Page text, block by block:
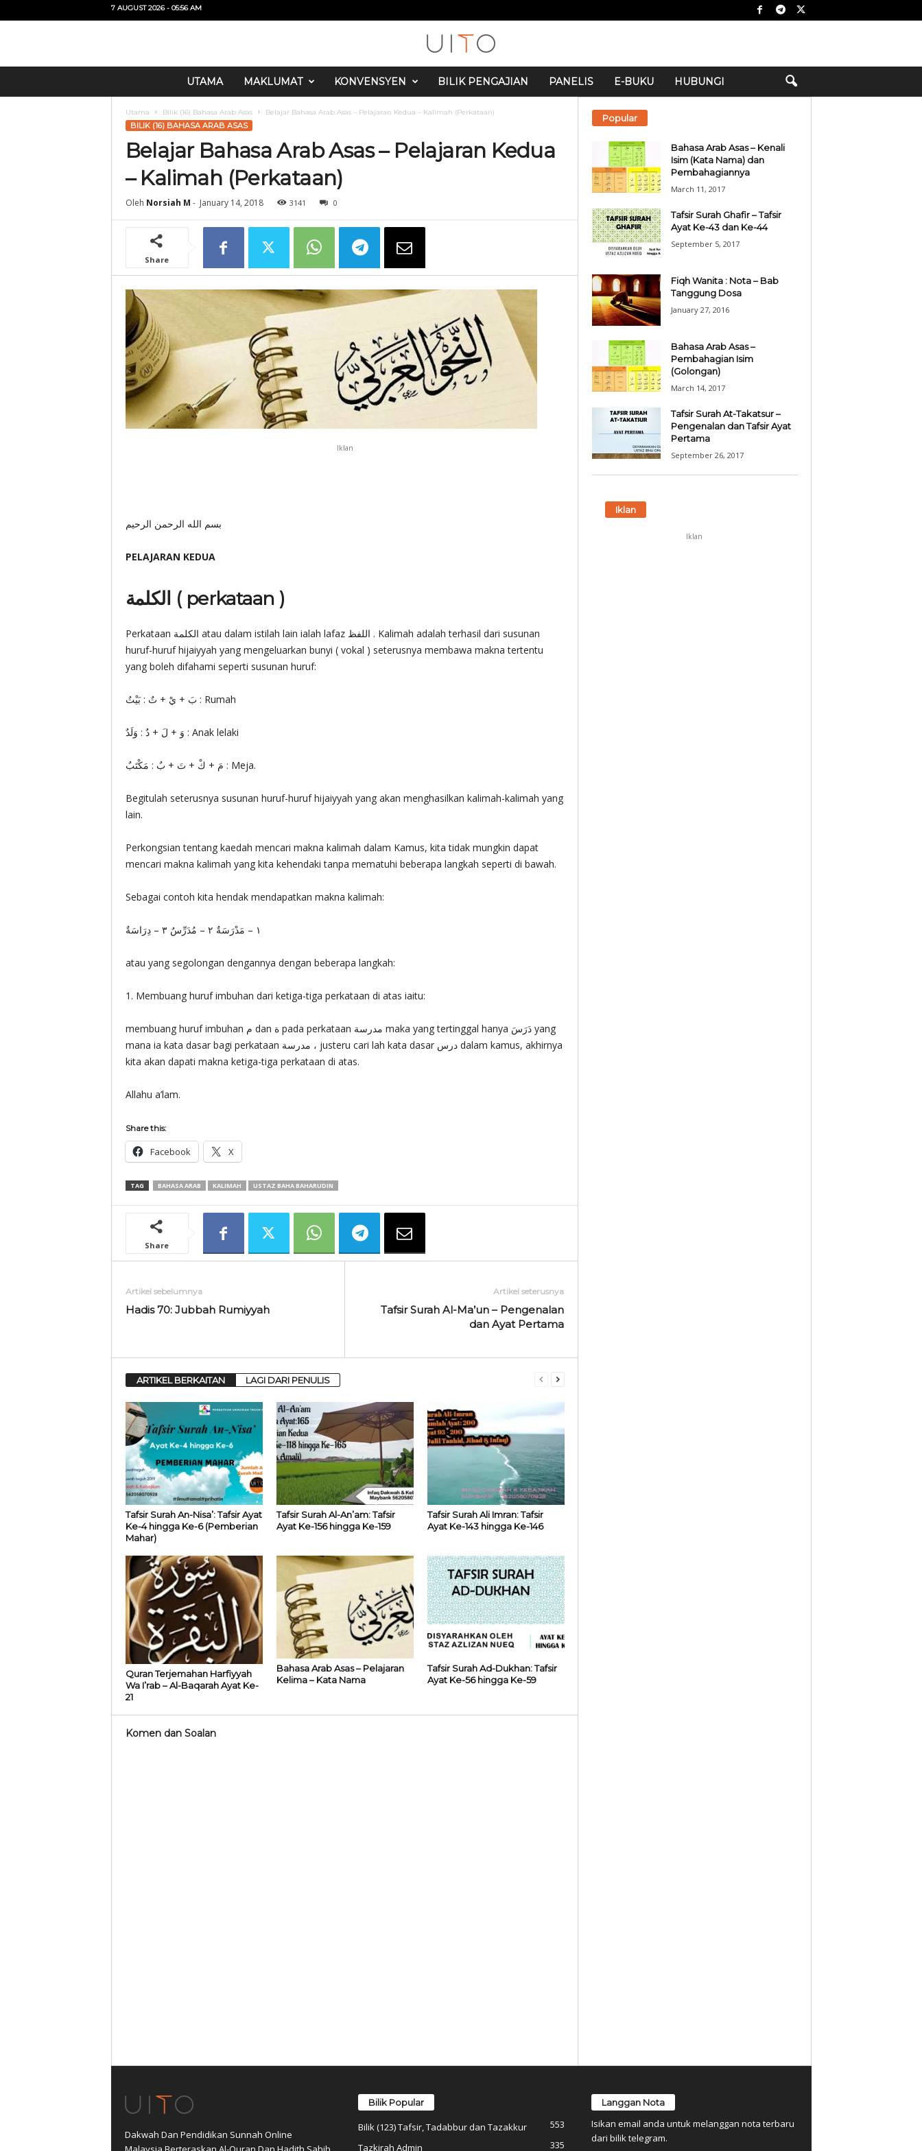
7 AUGUST 2026 - 05:56 AM
UTAMA MAKLUMAT KONVENSYEN BILIK PENGAJIAN PANELIS E-BUKU HUBUNGI
Utama Bilik (16) Bahasa Arab Asas Belajar Bahasa Arab Asas – Pelajaran Kedua – Kalimah (Perkataan)
BILIK (16) BAHASA ARAB ASAS
Belajar Bahasa Arab Asas – Pelajaran Kedua
– Kalimah (Perkataan)
Oleh Norsiah M - January 14, 2018 3141 0
Share
Iklan
بسم الله الرحمن الرحيم
PELAJARAN KEDUA
الكلمة ( perkataan )
Perkataan الكلمة atau dalam istilah lain ialah lafaz اللفظ . Kalimah adalah terhasil dari susunan
huruf-huruf hijaiyyah yang mengeluarkan bunyi ( vokal ) seterusnya membawa makna tertentu
yang boleh difahami seperti susunan huruf:
بَ + يْ + تٌ : بَيْتٌ : Rumah
وَ + لَ + دٌ : وَلَدٌ : Anak lelaki
مَ + كْ + تَ + بٌ : مَكْتَبٌ : Meja.
Begitulah seterusnya susunan huruf-huruf hijaiyyah yang akan menghasilkan kalimah-kalimah yang
lain.
Perkongsian tentang kaedah mencari makna kalimah dalam Kamus, kita tidak mungkin dapat
mencari makna kalimah yang kita kehendaki tanpa mematuhi beberapa langkah seperti di bawah.
Sebagai contoh kita hendak mendapatkan makna kalimah:
١ – مَدْرَسَةٌ ٢ – مُدَرِّسٌ ٣ – دِرَاسَةٌ
atau yang segolongan dengannya dengan beberapa langkah:
1. Membuang huruf imbuhan dari ketiga-tiga perkataan di atas iaitu:
membuang huruf imbuhan م dan ة pada perkataan مدرسة maka yang tertinggal hanya دَرَسَ yang
mana ia kata dasar bagi perkataan مدرسة ، justeru cari lah kata dasar درس dalam kamus, akhirnya
kita akan dapati makna ketiga-tiga perkataan di atas.
Allahu a’lam.
Share this:
Facebook X
TAG BAHASA ARAB KALIMAH USTAZ BAHA BAHARUDIN
Share
Artikel sebelumnya
Hadis 70: Jubbah Rumiyyah
Artikel seterusnya
Tafsir Surah Al-Ma’un – Pengenalan
dan Ayat Pertama
ARTIKEL BERKAITAN LAGI DARI PENULIS
Tafsir Surah An-Nisa’: Tafsir Ayat
Ke-4 hingga Ke-6 (Pemberian
Mahar)
Tafsir Surah Al-An’am: Tafsir
Ayat Ke-156 hingga Ke-159
Tafsir Surah Ali Imran: Tafsir
Ayat Ke-143 hingga Ke-146
Quran Terjemahan Harfiyyah
Wa I’rab – Al-Baqarah Ayat Ke-
21
Bahasa Arab Asas – Pelajaran
Kelima – Kata Nama
Tafsir Surah Ad-Dukhan: Tafsir
Ayat Ke-56 hingga Ke-59
Komen dan Soalan
Popular
Bahasa Arab Asas – Kenali
Isim (Kata Nama) dan
Pembahagiannya
March 11, 2017
Tafsir Surah Ghafir – Tafsir
Ayat Ke-43 dan Ke-44
September 5, 2017
Fiqh Wanita : Nota – Bab
Tanggung Dosa
January 27, 2016
Bahasa Arab Asas –
Pembahagian Isim
(Golongan)
March 14, 2017
Tafsir Surah At-Takatsur –
Pengenalan dan Tafsir Ayat
Pertama
September 26, 2017
Iklan
Iklan
Dakwah Dan Pendidikan Sunnah Online
Bilik Popular
Bilik (123) Tafsir, Tadabbur dan Tazakkur
553
Tazkirah Admin
335
Langgan Nota
Isikan email anda untuk melanggan nota terbaru
dari bilik telegram.